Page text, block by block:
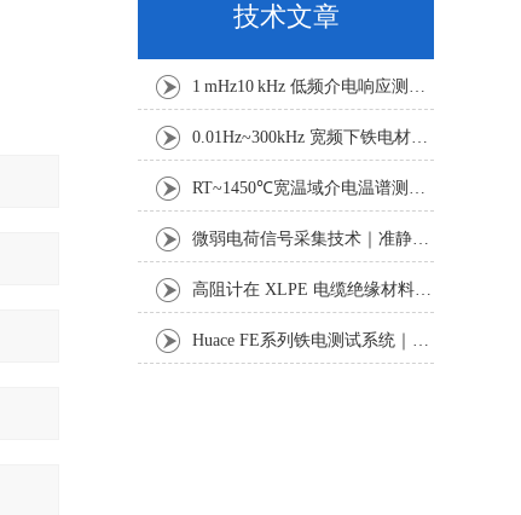
技术文章
1 mHz10 kHz 低频介电响应测试：电缆绝缘老化与诊断技术探析
0.01Hz~300kHz 宽频下铁电材料电滞回线与击穿特性测试研究
RT~1450℃宽温域介电温谱测试方案：真空气氛下功能材料电学表征
微弱电荷信号采集技术｜准静态法压电系数准确测试研究
高阻计在 XLPE 电缆绝缘材料体积与表面电阻率测试中的应用研究
Huace FE系列铁电测试系统｜功能铁电材料表征设备